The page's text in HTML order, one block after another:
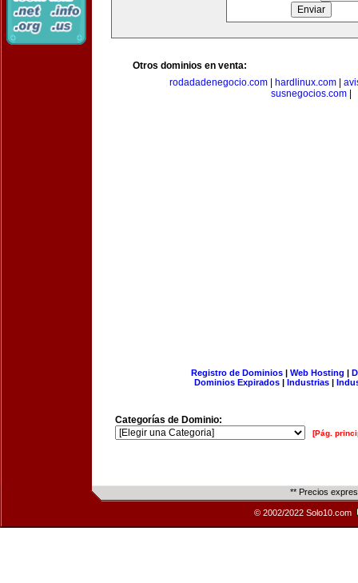
Otros dominios en venta:
rodadadenegocio.com| hardlinux.com|
susnegocios.com|
Registro de Dominios| Web Hosting |
Dominios Expirados | Industrias |
Categorías de Dominio:
[Pág.
** Precios
© 2002/2022 Solo10.com